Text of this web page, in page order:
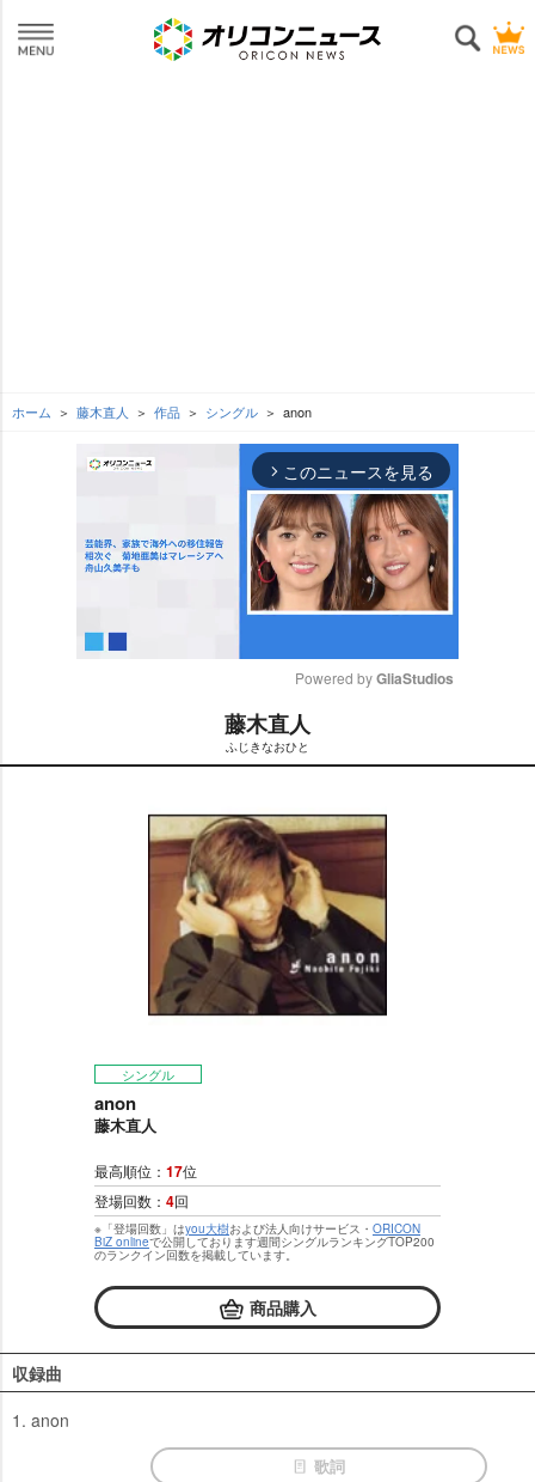
ホーム 藤木直人 作品 シングル anon
arrow_forward_ios このニュースを見る
t
Powered by GliaStudios
藤木直人
ふじきなおひと
シングル
anon
藤木直人
最高順位： 17位
登場回数： 4回
※「登場回数」はyou大樹および法人向けサービス・ ORICON
BiZ onlineで公開しております週間シングルランキングTOP200
のランクイン回数を掲載しています。
商品購入
収録曲
1. anon
歌詞